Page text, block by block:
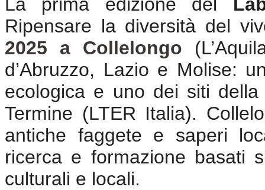
Ripensare la diversità del
2025 a Collelongo
d’Abruzzo, Lazio e Molise:
ecologica e uno dei siti
Termine (LTER Italia).
antiche faggete e saperi
ricerca e formazione basati
culturali e locali.